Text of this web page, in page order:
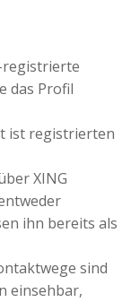
das Profil
ist registrierten
XING
ihn bereits als
sind
einsehbar,